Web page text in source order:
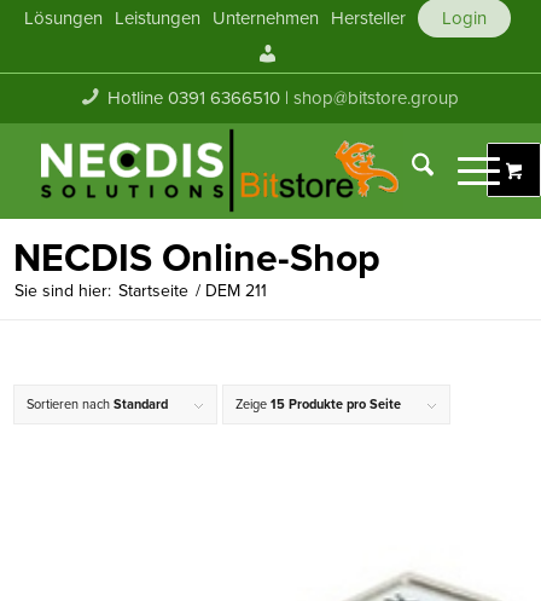
Lösungen Leistungen Unternehmen Hersteller
Login
Konto
Hotline 0391 6366510 |shop@bitstore.group
NECDIS Online-Shop
Sie sind hier: Startseite / DEM 211
Sortieren nachStandard Zeige15 Produkte pro Seite